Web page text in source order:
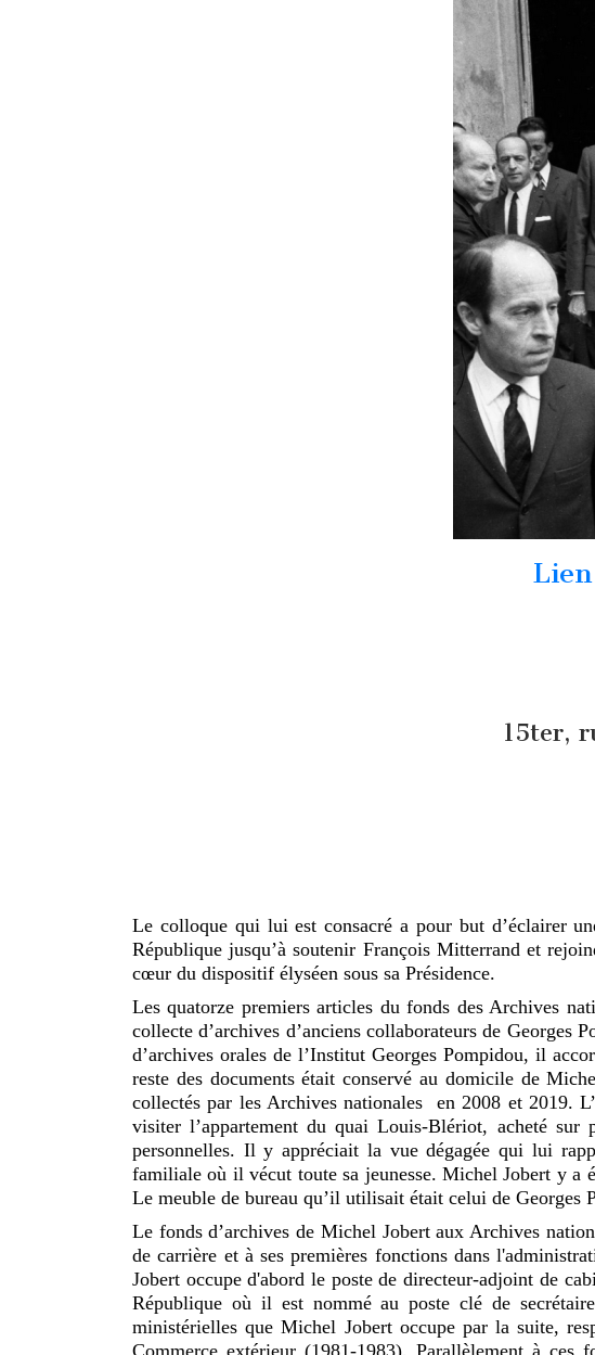
15ter,
Le colloque qui lui est consacré a pour but d’éclairer
République jusqu’à soutenir François Mitterrand et
cœur du dispositif élyséen sous sa Présidence.
Les quatorze premiers articles du fonds des Archives
collecte d’archives d’anciens collaborateurs de Georges
d’archives orales de l’Institut Georges Pompidou, il
reste des documents était conservé au domicile de
collectés par les Archives nationales en 2008 et 2019.
visiter l’appartement du quai Louis-Blériot, acheté sur
personnelles. Il y appréciait la vue dégagée qui lui
familiale où il vécut toute sa jeunesse. Michel Jobert y a
Le meuble de bureau qu’il utilisait était celui de Georges
Le fonds d’archives de Michel Jobert aux Archives
de carrière et à ses premières fonctions dans
Jobert occupe d'abord le poste de directeur-adjoint de
République où il est nommé au poste clé de
ministérielles que Michel Jobert occupe par la suite,
Commerce extérieur (1981-1983). Parallèlement à